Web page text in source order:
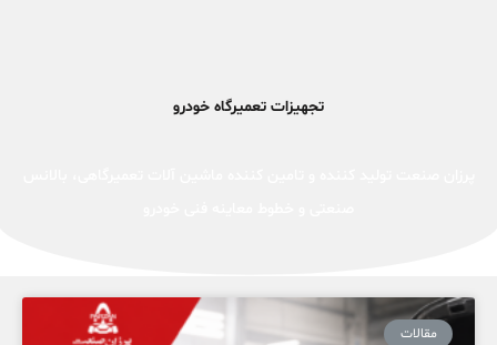
تجهیزات تعمیرگاه خودرو
مقالات